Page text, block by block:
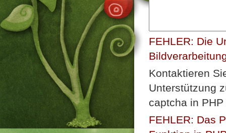
FEHLER: Die
Kontaktieren
Unterstützung
captcha in
FEHLER: Das